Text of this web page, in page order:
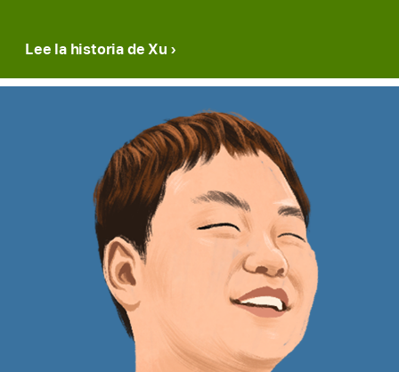
Lee la historia de Xu